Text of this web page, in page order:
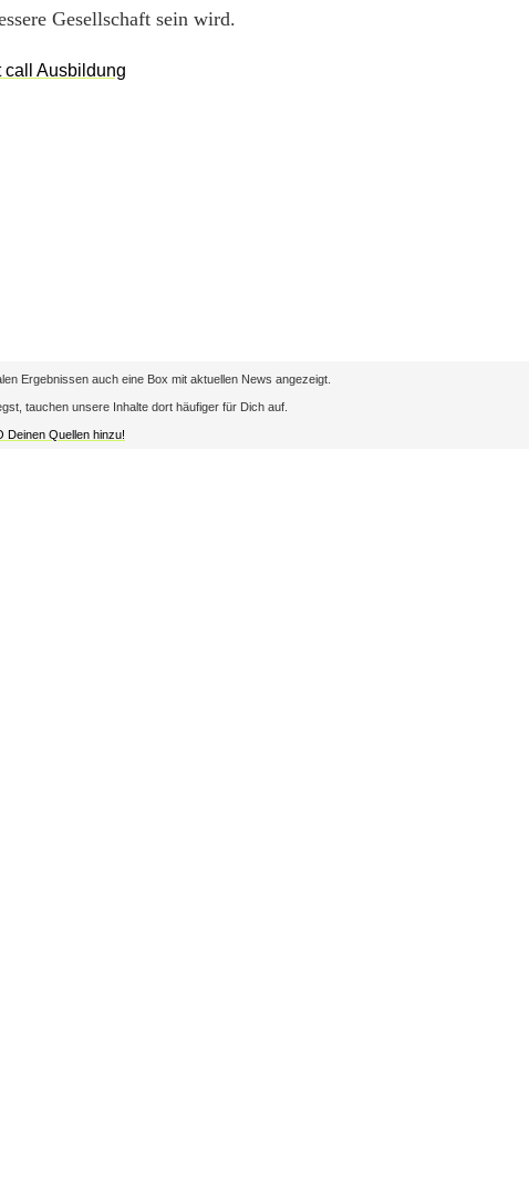
Gesellschaft sein wird.
Ergebnissen auch eine Box mit aktuellen News angezeigt.
tauchen unsere Inhalte dort häufiger für Dich auf.
Deinen Quellen hinzu!